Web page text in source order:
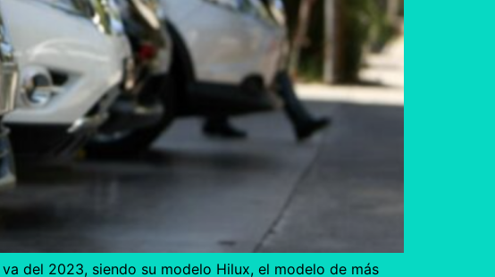
del 2023, siendo su modelo Hilux, el modelo de más